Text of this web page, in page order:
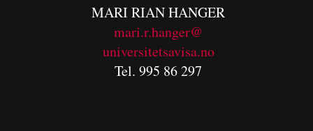
MARI RIAN HANGER
mari.r.hanger@
universitetsavisa.no
Tel. 995 86 297